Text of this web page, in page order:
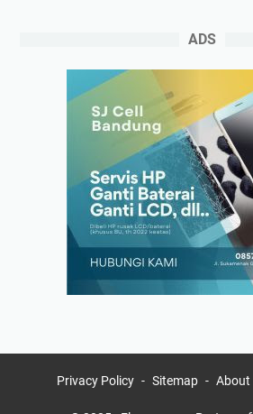
ADS
Privacy Policy Sitemap About